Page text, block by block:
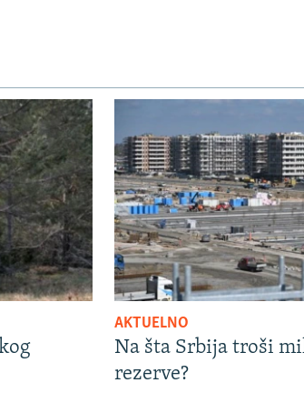
AKTUELNO
Na šta Srbija troši
rezerve?